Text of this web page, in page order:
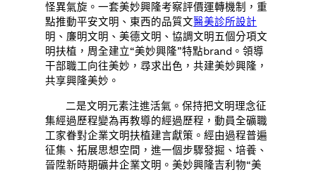
怪異氣旋。一套美妙興隆考察評價運轉機制，重
點推動平安文明、東西的品質文醫美診所設計
明、廉明文明、美德文明、協調文明五個分項文
明扶植，周全建立“美妙興隆”特點brand。領導
干部職工向往美妙，尋求出色，共建美妙興隆，
共享興隆美妙。
二是文明元素注進活氣。保持把文明理念征
集經過歷程變為再教導的經過歷程，動員全礦職
工家眷對企業文明扶植建言獻策。經由過程普遍
征集、拓展思想空間，進一個步驟發掘、培養、
晉陞新時期礦井企業文明。美妙興隆吉利物“美